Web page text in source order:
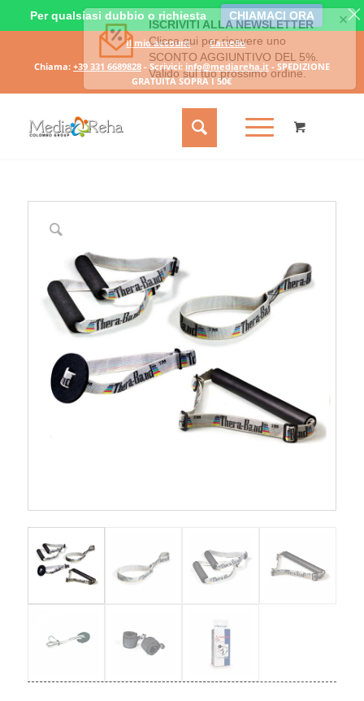
Il mio account
Carrello
Chiama: +39 331 6689828- Scrivici: info@mediareha.it- SPEDIZIONE
GRATUITA SOPRA I 50€
Per qualsiasi dubbio o richiesta CHIAMACI ORA